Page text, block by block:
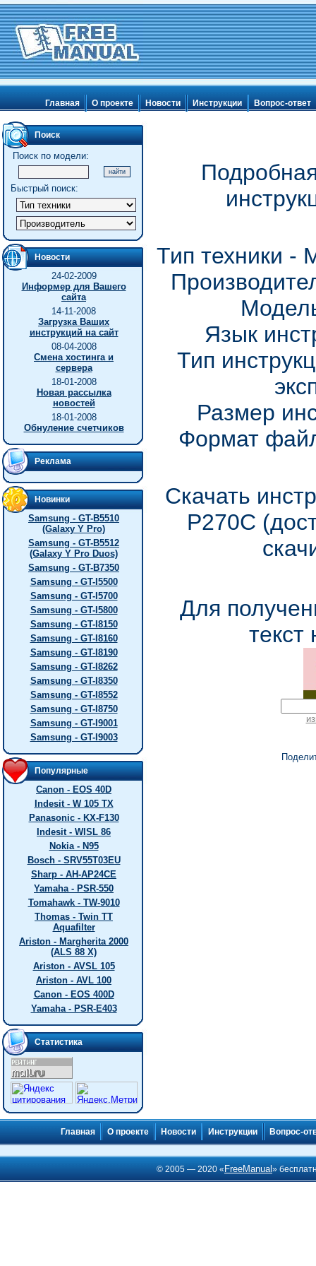
Главная О проекте Новости Инструкции Вопрос-ответ
Поиск
Поиск по модели:
Быстрый поиск:
Новости
24-02-2009
Информер для Вашего
сайта
14-11-2008
Загрузка Ваших
инструкций на сайт
08-04-2008
Смена хостинга и
сервера
18-01-2008
Новая рассылка
новостей
18-01-2008
Обнуление счетчиков
Реклама
Новинки
Samsung - GT-B5510
(Galaxy Y Pro)
Samsung - GT-B5512
(Galaxy Y Pro Duos)
Samsung - GT-B7350
Samsung - GT-I5500
Samsung - GT-I5700
Samsung - GT-I5800
Samsung - GT-I8150
Samsung - GT-I8160
Samsung - GT-I8190
Samsung - GT-I8262
Samsung - GT-I8350
Samsung - GT-I8552
Samsung - GT-I8750
Samsung - GT-I9001
Samsung - GT-I9003
Популярные
Canon - EOS 40D
Indesit - W 105 TX
Panasonic - KX-F130
Indesit - WISL 86
Nokia - N95
Bosch - SRV55T03EU
Sharp - AH-AP24CE
Yamaha - PSR-550
Tomahawk - TW-9010
Thomas - Twin TT
Aquafilter
Ariston - Margherita 2000
(ALS 88 X)
Ariston - AVSL 105
Ariston - AVL 100
Canon - EOS 400D
Yamaha - PSR-E403
Статистика
Тип техники -
Язык
Тип
Размер
Формат
Скачать
P270C
Для
текст
Главная О проекте Новости Инструкции Вопрос-
© 2005 — 2020 « FreeManual»